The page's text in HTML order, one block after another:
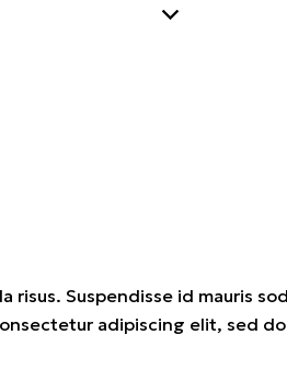
risus. Suspendisse id mauris
adipiscing elit, sed